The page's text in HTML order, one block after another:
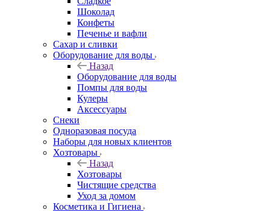
Шоколад
Конфеты
Печенье и вафли
Сахар и сливки
Оборудование для воды
Назад
Оборудование для воды
Помпы для воды
Кулеры
Аксессуары
Снеки
Одноразовая посуда
Наборы для новых клиентов
Хозтовары
Назад
Хозтовары
Чистящие средства
Уход за домом
Косметика и Гигиена